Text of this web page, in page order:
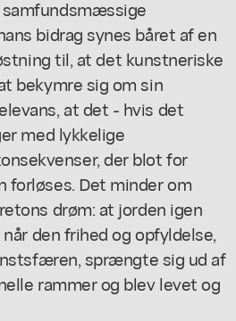
bidrag synes båret af en
til, at det kunstneriske
bekymre sig om sin
at det - hvis det
med lykkelige
der blot for
Det minder om
drøm: at jorden igen
den frihed og opfyldelse,
sprængte sig ud af
rammer og blev levet og